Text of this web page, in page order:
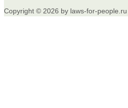
Copyright © 2026 by laws-for-people.ru